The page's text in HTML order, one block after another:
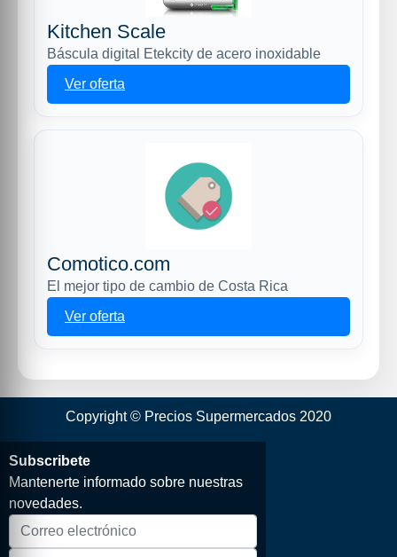
Kitchen Scale
Báscula digital Etekcity de acero inoxidable
Ver oferta
Comotico.com
El mejor tipo de cambio de Costa Rica
Ver oferta
Copyright © Precios Supermercados 2020
Subscribete
Mantenerte informado sobre nuestras
novedades.